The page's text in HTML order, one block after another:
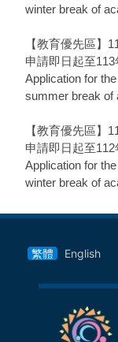
winter break of
【教育優先區】
申請即日起至
Application for
summer break of
【教育優先區】
申請即日起至
Application for
winter break of
繁體 English